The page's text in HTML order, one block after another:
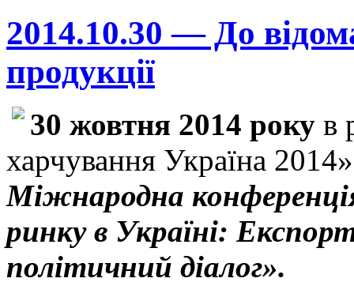
2014.10.30 — До
продукції
30 жовтня 2014 року в
харчування Україна
Міжнародна
ринку в Україні:
політичний діалог».